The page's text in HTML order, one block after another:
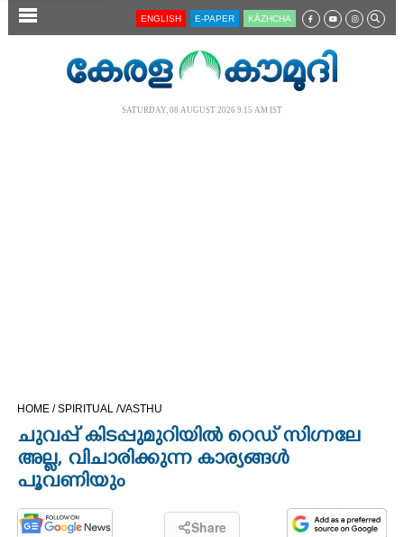
SECTIONS
OPINION
PHOTOS
ENGLISH E-PAPER KĀZHCHA
SATURDAY, 08 AUGUST 2026 9.15 AM IST
HOME /SPIRITUAL /VASTHU
ചുവപ്പ് കിടപ്പുമുറിയിൽ റെഡ് സിഗ്നലേ
അല്ല, വിചാരിക്കുന്ന കാര്യങ്ങൾ
പൂവണിയും
Share